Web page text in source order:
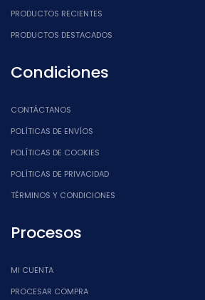
PRODUCTOS RECIENTES
PRODUCTOS DESTACADOS
Condiciones
CONTÁCTANOS
POLÍTICAS DE ENVÍOS
POLÍTICAS DE COOKIES
POLÍTICAS DE PRIVACIDAD
TÉRMINOS Y CONDICIONES
Procesos
MI CUENTA
PROCESAR COMPRA